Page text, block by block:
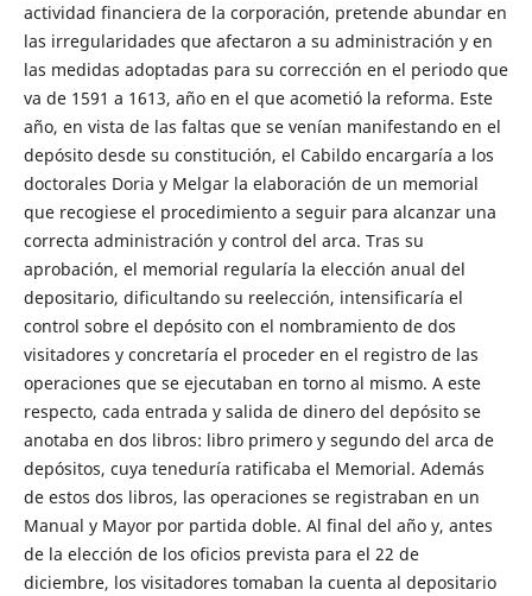
actividad financiera de la corporación, pretende abundar en
las irregularidades que afectaron a su administración y en
las medidas adoptadas para su corrección en el periodo que
va de 1591 a 1613, año en el que acometió la reforma. Este
año, en vista de las faltas que se venían manifestando en el
depósito desde su constitución, el Cabildo encargaría a los
doctorales Doria y Melgar la elaboración de un memorial
que recogiese el procedimiento a seguir para alcanzar una
correcta administración y control del arca. Tras su
aprobación, el memorial regularía la elección anual del
depositario, dificultando su reelección, intensificaría el
control sobre el depósito con el nombramiento de dos
visitadores y concretaría el proceder en el registro de las
operaciones que se ejecutaban en torno al mismo. A este
respecto, cada entrada y salida de dinero del depósito se
anotaba en dos libros: libro primero y segundo del arca de
depósitos, cuya teneduría ratificaba el Memorial. Además
de estos dos libros, las operaciones se registraban en un
Manual y Mayor por partida doble. Al final del año y, antes
de la elección de los oficios prevista para el 22 de
diciembre, los visitadores tomaban la cuenta al depositario